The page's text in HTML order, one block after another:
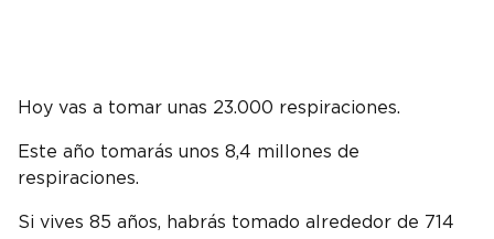
Hoy vas a tomar unas 23.000 respiraciones.
Este año tomarás unos 8,4 millones de
respiraciones.
Si vives 85 años, habrás tomado alrededor de 714